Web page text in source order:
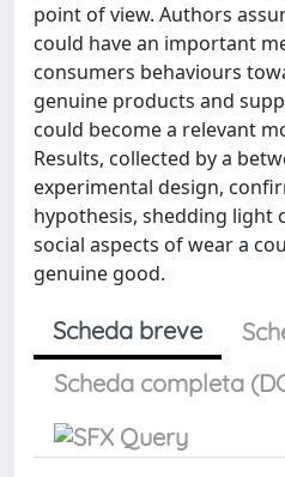
point of view. Authors
could have an important
consumers behaviours
genuine products and
could become a relevant
Results, collected by a
experimental design,
hypothesis, shedding light
social aspects of wear a
genuine good.
Scheda breve
Scheda completa